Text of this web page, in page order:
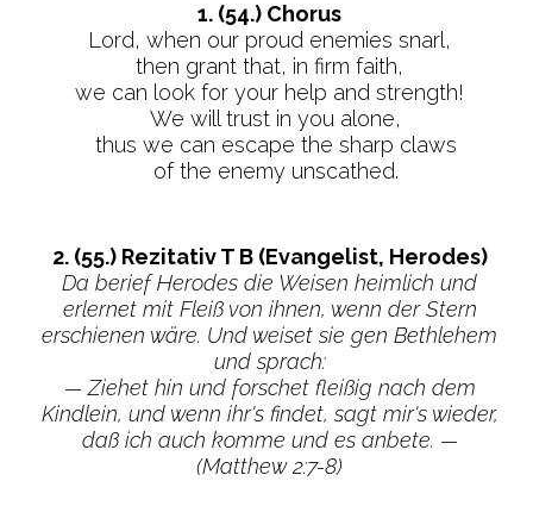
1. (54.) Chorus
Lord, when our proud enemies snarl,
then grant that, in firm faith,
we can look for your help and strength!
We will trust in you alone,
thus we can escape the sharp claws
of the enemy unscathed.
2. (55.) Rezitativ T B (Evangelist, Herodes)
Da berief Herodes die Weisen heimlich und
erlernet mit Fleiß von ihnen, wenn der Stern
erschienen wäre. Und weiset sie gen Bethlehem
und sprach:
— Ziehet hin und forschet fleißig nach dem
Kindlein, und wenn ihr's findet, sagt mir's wieder,
daß ich auch komme und es anbete. —
(Matthew 2:7-8)